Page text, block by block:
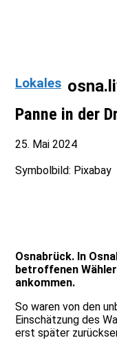
Lokales
Panne in der
25. Mai 2024
Symbolbild: Pixabay
Osnabrück. In
betroffenen
ankommen.
So waren von den
Einschätzung des
erst später